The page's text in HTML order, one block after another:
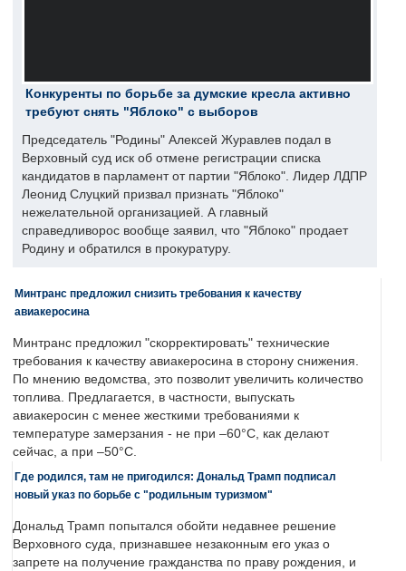
Конкуренты по борьбе за думские кресла активно
требуют снять "Яблоко" с выборов
Председатель "Родины" Алексей Журавлев подал в
Верховный суд иск об отмене регистрации списка
кандидатов в парламент от партии "Яблоко". Лидер ЛДПР
Леонид Слуцкий призвал признать "Яблоко"
нежелательной организацией. А главный
справедливорос вообще заявил, что "Яблоко" продает
Родину и обратился в прокуратуру.
Минтранс предложил снизить требования к качеству
авиакеросина
Минтранс предложил "скорректировать" технические
требования к качеству авиакеросина в сторону снижения.
По мнению ведомства, это позволит увеличить количество
топлива. Предлагается, в частности, выпускать
авиакеросин с менее жесткими требованиями к
температуре замерзания - не при –60°C, как делают
сейчас, а при –50°C.
Где родился, там не пригодился: Дональд Трамп подписал
новый указ по борьбе с "родильным туризмом"
Дональд Трамп попытался обойти недавнее решение
Верховного суда, признавшее незаконным его указ о
запрете на получение гражданства по праву рождения, и